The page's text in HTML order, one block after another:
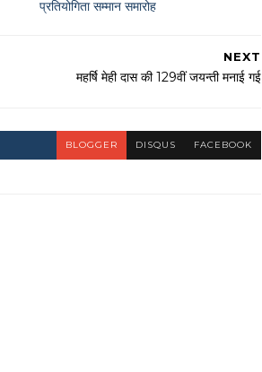
प्रतियोगिता सम्मान समारोह
NEXT
महर्षि मेही दास की 129वीं जयन्ती मनाई गई
BLOGGER DISQUS FACEBOOK